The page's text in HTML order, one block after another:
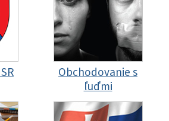
Obchodovanie s
ľuďmi